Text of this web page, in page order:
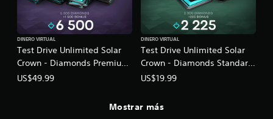
Test Drive Unlimited Solar
Crown - Diamonds Premium
Pack
DINERO VIRTUAL
US$49.99
Test Drive Unlimited Solar
Crown - Diamonds Standard
Pack
DINERO VIRTUAL
US$19.99
Mostrar más